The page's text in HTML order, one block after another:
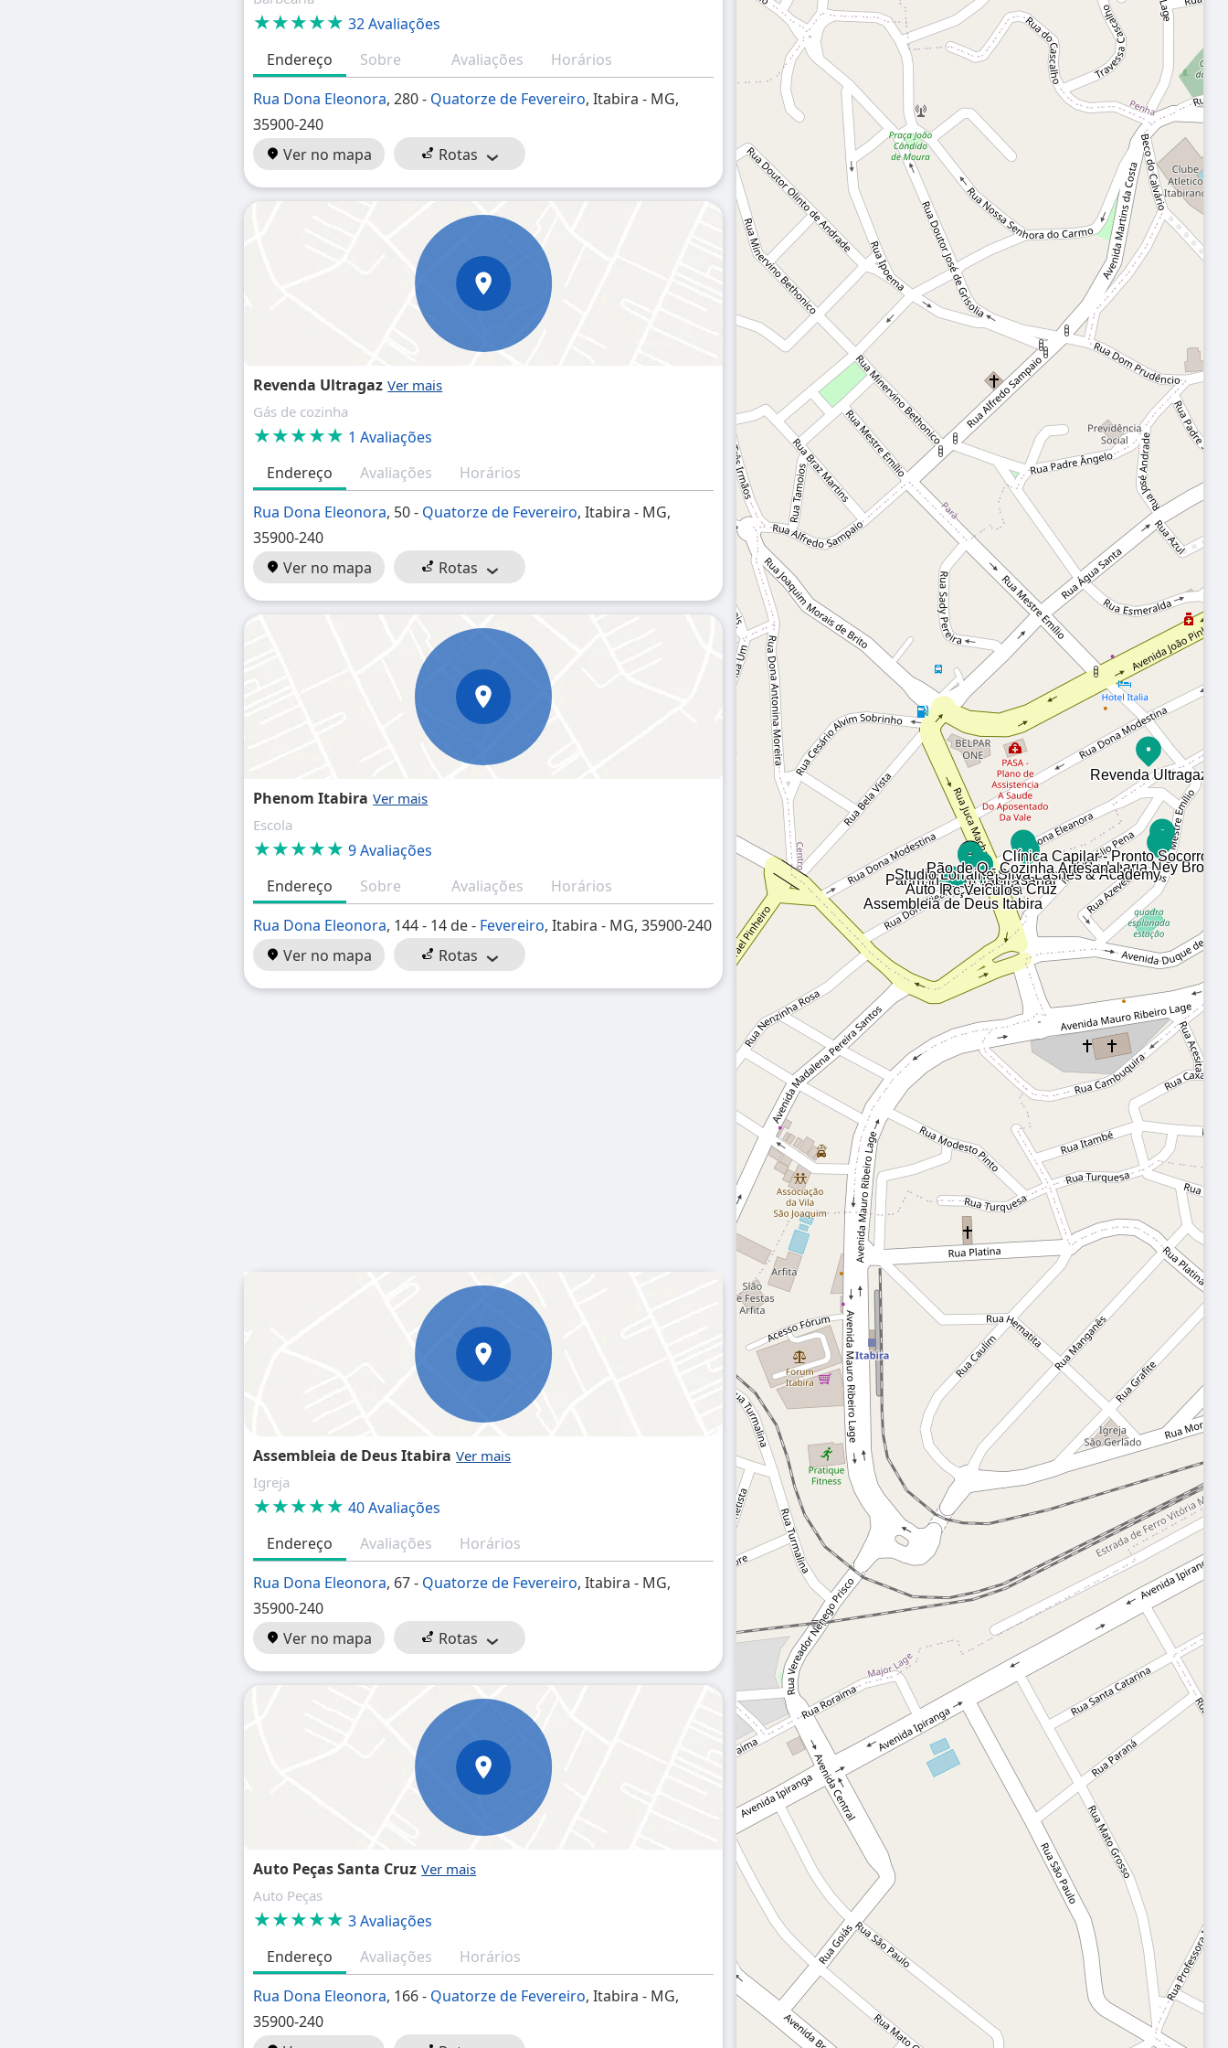
★★★★★ 32 Avaliações
Endereço
Sobre Avaliações
Horários
Rua Dona Eleonora, 280 - Quatorze de Fevereiro, Itabira - MG,
35900-240
Ver no mapa
Rotas
Revenda Ultragaz
Gás de cozinha
★★★★★ 1 Avaliações
Endereço
Avaliações
Horários
Rua Dona Eleonora, 50 - Quatorze de Fevereiro, Itabira - MG,
35900-240
Ver no mapa
Rotas
Phenom Itabira
Escola
★★★★★ 9 Avaliações
Endereço
Sobre Avaliações
Horários
Rua Dona Eleonora, 144 - 14 de - Fevereiro, Itabira - MG, 35900-240
Ver no mapa
Rotas
Assembleia de Deus Itabira
Igreja
★★★★★ 40 Avaliações
Endereço
Avaliações
Horários
Rua Dona Eleonora, 67 - Quatorze de Fevereiro, Itabira - MG,
35900-240
Ver no mapa
Rotas
Auto Peças Santa Cruz
Auto Peças
★★★★★ 3 Avaliações
Endereço
Avaliações
Horários
Rua Dona Eleonora, 166 - Quatorze de Fevereiro, Itabira - MG,
35900-240